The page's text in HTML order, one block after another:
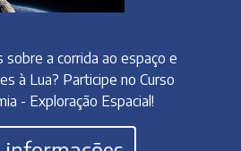
sobre a corrida ao espaço e
à Lua? Participe no Curso
- Exploração Espacial!